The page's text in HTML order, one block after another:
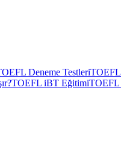
Deneme Testleri
TOEFL iBT EğitimiTOEFL